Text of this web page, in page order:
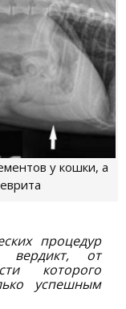
у кошки, а
процедур
вердикт, от
которого
успешным